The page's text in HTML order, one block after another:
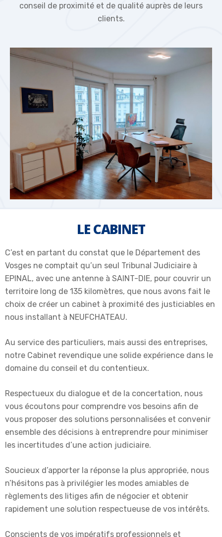
conseil de proximité et de qualité auprès de leurs
clients.
LE CABINET
C’est en partant du constat que le Département des
Vosges ne comptait qu’un seul Tribunal Judiciaire à
EPINAL, avec une antenne à SAINT-DIE, pour couvrir un
territoire long de 135 kilomètres, que nous avons fait le
choix de créer un cabinet à proximité des justiciables en
nous installant à NEUFCHATEAU.
Au service des particuliers, mais aussi des entreprises,
notre Cabinet revendique une solide expérience dans le
domaine du conseil et du contentieux.
Respectueux du dialogue et de la concertation, nous
vous écoutons pour comprendre vos besoins afin de
vous proposer des solutions personnalisées et convenir
ensemble des décisions à entreprendre pour minimiser
les incertitudes d’une action judiciaire.
Soucieux d’apporter la réponse la plus appropriée, nous
n’hésitons pas à privilégier les modes amiables de
règlements des litiges afin de négocier et obtenir
rapidement une solution respectueuse de vos intérêts.
Conscients de vos impératifs professionnels et